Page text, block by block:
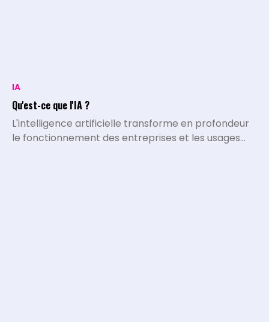
IA
Qu'est-ce que l'IA ?
L'intelligence artificielle transforme en profondeur
le fonctionnement des entreprises et les usages